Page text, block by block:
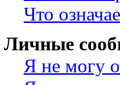
Что
Личные
Я не могу